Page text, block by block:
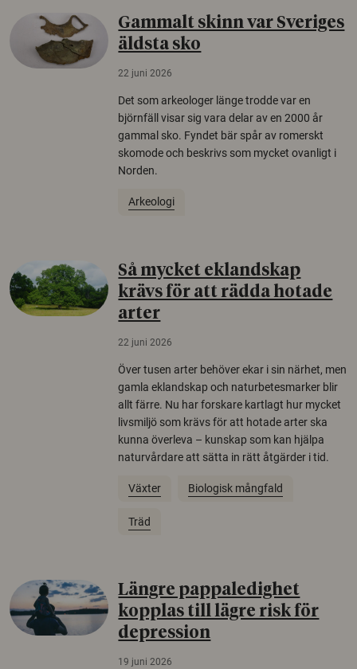
Gammalt skinn var Sveriges
äldsta sko
22 juni 2026
Det som arkeologer länge trodde var en
björnfäll visar sig vara delar av en 2000 år
gammal sko. Fyndet bär spår av romerskt
skomode och beskrivs som mycket ovanligt i
Norden.
Arkeologi
Så mycket eklandskap
krävs för att rädda hotade
arter
22 juni 2026
Över tusen arter behöver ekar i sin närhet, men
gamla eklandskap och naturbetesmarker blir
allt färre. Nu har forskare kartlagt hur mycket
livsmiljö som krävs för att hotade arter ska
kunna överleva – kunskap som kan hjälpa
naturvårdare att sätta in rätt åtgärder i tid.
Växter Biologisk mångfald
Träd
Längre pappaledighet
kopplas till lägre risk för
depression
19 juni 2026